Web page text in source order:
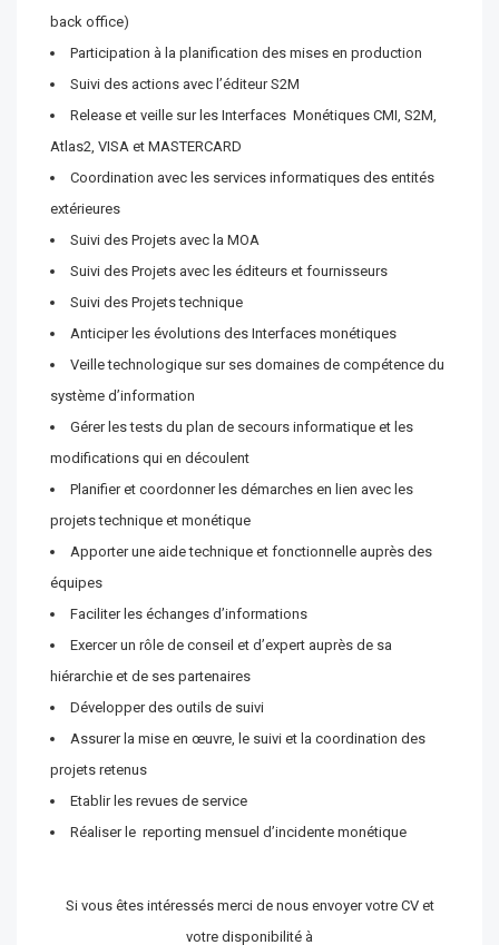
back office)
Participation à la planification des mises en production
Suivi des actions avec l’éditeur S2M
Release et veille sur les Interfaces Monétiques CMI, S2M,
Atlas2, VISA et MASTERCARD
Coordination avec les services informatiques des entités
extérieures
Suivi des Projets avec la MOA
Suivi des Projets avec les éditeurs et fournisseurs
Suivi des Projets technique
Anticiper les évolutions des Interfaces monétiques
Veille technologique sur ses domaines de compétence du
système d’information
Gérer les tests du plan de secours informatique et les
modifications qui en découlent
Planifier et coordonner les démarches en lien avec les
projets technique et monétique
Apporter une aide technique et fonctionnelle auprès des
équipes
Faciliter les échanges d’informations
Exercer un rôle de conseil et d’expert auprès de sa
hiérarchie et de ses partenaires
Développer des outils de suivi
Assurer la mise en œuvre, le suivi et la coordination des
projets retenus
Etablir les revues de service
Réaliser le reporting mensuel d’incidente monétique
Si vous êtes intéressés merci de nous envoyer votre CV et
votre disponibilité à